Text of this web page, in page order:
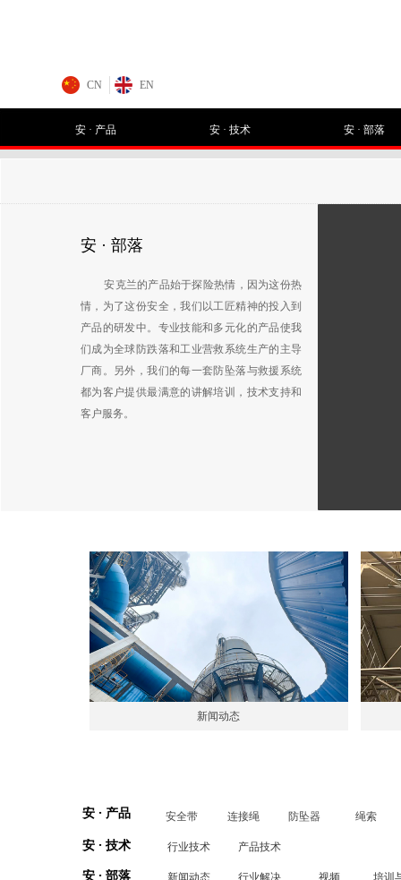
安 · 产品 安 · 技术 安 · 部落
CN EN
安克兰的产品始于探险热情，因为这份热
情，为了这份安全，我们以工匠精神的投入到
产品的研发中。专业技能和多元化的产品使我
们成为全球防跌落和工业营救系统生产的主导
厂商。另外，我们的每一套防坠落与救援系统
都为客户提供最满意的讲解培训，技术支持和
客户服务。
安 · 部落
新闻动态
安全带 连接绳 防坠器 绳索
安 · 产品
安 · 技术
安 · 部落 新闻动态 行业解决 视频 培训
行业技术 产品技术